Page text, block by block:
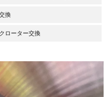
換
ローター交換